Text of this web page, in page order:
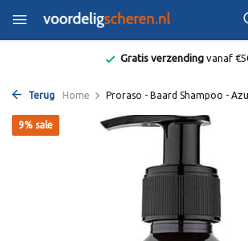
Gratis verzendingvanaf
Terug Home Proraso - Baard Shampoo -
9% sale